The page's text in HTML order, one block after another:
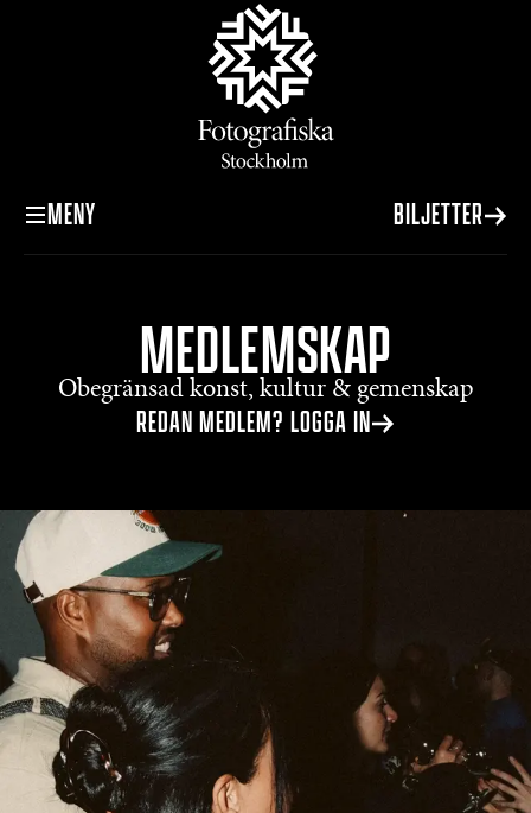
MENY BILJETTER
MEDLEMSKAP
Obegränsad konst, kultur & gemenskap
REDAN MEDLEM? LOGGA IN